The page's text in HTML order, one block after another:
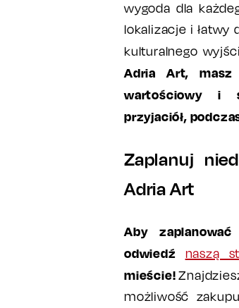
wygoda dla
lokalizacje i łatwy
kulturalnego
Adria Art,
wartościowy i
przyjaciół,
Zaplanuj
Adria Art
Aby
odwiedź naszą
mieście!
możliwość